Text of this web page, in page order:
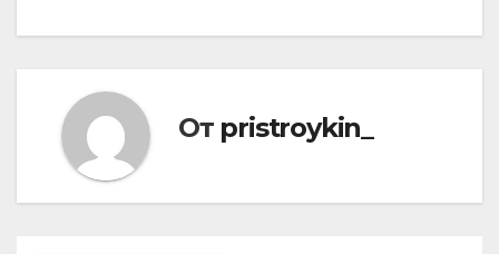
От pristroykin_